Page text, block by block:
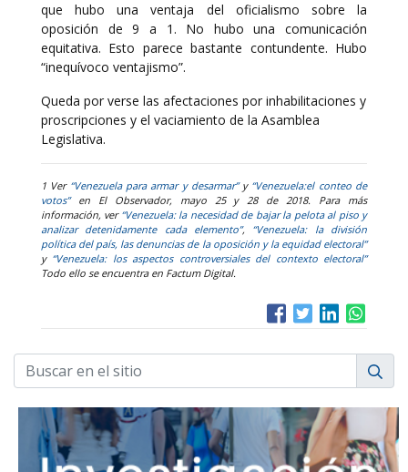
que hubo una ventaja del oficialismo sobre la
oposición de 9 a 1. No hubo una comunicación
equitativa. Esto parece bastante contundente. Hubo
“inequívoco ventajismo”.
Queda por verse las afectaciones por inhabilitaciones y
proscripciones y el vaciamiento de la Asamblea
Legislativa.
1 Ver “Venezuela para armar y desarmar”y “Venezuela:el conteo de
votos”en El Observador, mayo 25 y 28 de 2018. Para más
información, ver “Venezuela: la necesidad de bajar la pelota al piso y
analizar detenidamente cada elemento”, “Venezuela: la división
política del país, las denuncias de la oposición y la equidad electoral”
y “Venezuela: los aspectos controversiales del contexto electoral”
Todo ello se encuentra en Factum Digital.